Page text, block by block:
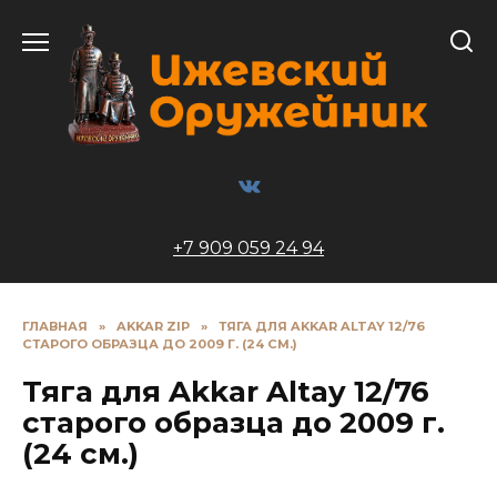
содержанию
+7 909 059 24 94
ГЛАВНАЯ » AKKAR ZIP »
ТЯГА ДЛЯ AKKAR ALTAY 12/76
СТАРОГО ОБРАЗЦА ДО 2009 Г. (24 СМ.)
Тяга для Akkar Altay 12/76
старого образца до 2009 г.
(24 см.)